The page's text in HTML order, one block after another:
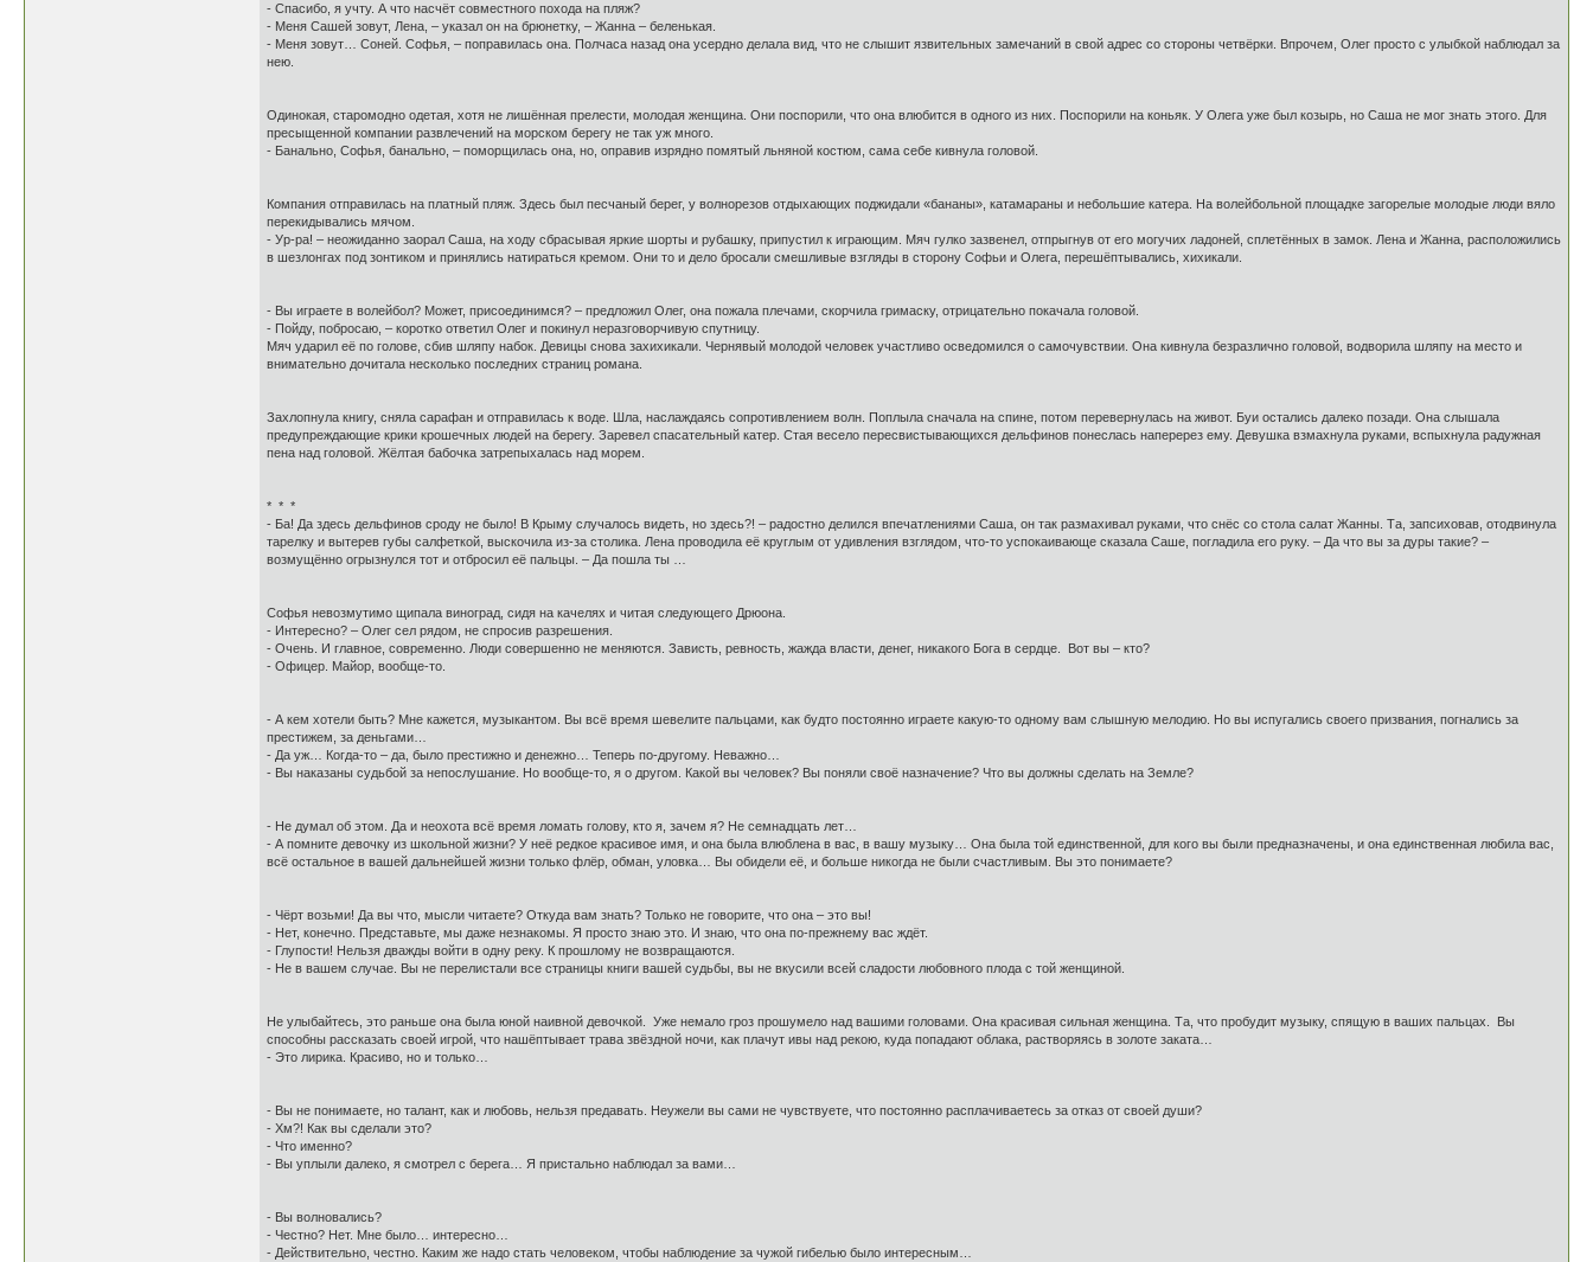
- Спасибо, я учту. А что насчёт совместного похода на пляж?
- Меня Сашей зовут, Лена, – указал он на брюнетку, – Жанна – беленькая.
- Меня зовут… Соней. Софья, – поправилась она. Полчаса назад она усердно делала вид, что не слышит язвительных замечаний в свой адрес со стороны четвёрки. Впрочем, Олег просто с улыбкой наблюдал за
нею.
Одинокая, старомодно одетая, хотя не лишённая прелести, молодая женщина. Они поспорили, что она влюбится в одного из них. Поспорили на коньяк. У Олега уже был козырь, но Саша не мог знать этого. Для
пресыщенной компании развлечений на морском берегу не так уж много.
- Банально, Софья, банально, – поморщилась она, но, оправив изрядно помятый льняной костюм, сама себе кивнула головой.
Компания отправилась на платный пляж. Здесь был песчаный берег, у волнорезов отдыхающих поджидали «бананы», катамараны и небольшие катера. На волейбольной площадке загорелые молодые люди вяло
перекидывались мячом.
- Ур-ра! – неожиданно заорал Саша, на ходу сбрасывая яркие шорты и рубашку, припустил к играющим. Мяч гулко зазвенел, отпрыгнув от его могучих ладоней, сплетённых в замок. Лена и Жанна, расположились
в шезлонгах под зонтиком и принялись натираться кремом. Они то и дело бросали смешливые взгляды в сторону Софьи и Олега, перешёптывались, хихикали.
- Вы играете в волейбол? Может, присоединимся? – предложил Олег, она пожала плечами, скорчила гримаску, отрицательно покачала головой.
- Пойду, побросаю, – коротко ответил Олег и покинул неразговорчивую спутницу.
Мяч ударил её по голове, сбив шляпу набок. Девицы снова захихикали. Чернявый молодой человек участливо осведомился о самочувствии. Она кивнула безразлично головой, водворила шляпу на место и
внимательно дочитала несколько последних страниц романа.
Захлопнула книгу, сняла сарафан и отправилась к воде. Шла, наслаждаясь сопротивлением волн. Поплыла сначала на спине, потом перевернулась на живот. Буи остались далеко позади. Она слышала
предупреждающие крики крошечных людей на берегу. Заревел спасательный катер. Стая весело пересвистывающихся дельфинов понеслась наперерез ему. Девушка взмахнула руками, вспыхнула радужная
пена над головой. Жёлтая бабочка затрепыхалась над морем.
* * *
- Ба! Да здесь дельфинов сроду не было! В Крыму случалось видеть, но здесь?! – радостно делился впечатлениями Саша, он так размахивал руками, что снёс со стола салат Жанны. Та, запсиховав, отодвинула
тарелку и вытерев губы салфеткой, выскочила из-за столика. Лена проводила её круглым от удивления взглядом, что-то успокаивающе сказала Саше, погладила его руку. – Да что вы за дуры такие? –
возмущённо огрызнулся тот и отбросил её пальцы. – Да пошла ты …
Софья невозмутимо щипала виноград, сидя на качелях и читая следующего Дрюона.
- Интересно? – Олег сел рядом, не спросив разрешения.
- Очень. И главное, современно. Люди совершенно не меняются. Зависть, ревность, жажда власти, денег, никакого Бога в сердце. Вот вы – кто?
- Офицер. Майор, вообще-то.
- А кем хотели быть? Мне кажется, музыкантом. Вы всё время шевелите пальцами, как будто постоянно играете какую-то одному вам слышную мелодию. Но вы испугались своего призвания, погнались за
престижем, за деньгами…
- Да уж… Когда-то – да, было престижно и денежно… Теперь по-другому. Неважно…
- Вы наказаны судьбой за непослушание. Но вообще-то, я о другом. Какой вы человек? Вы поняли своё назначение? Что вы должны сделать на Земле?
- Не думал об этом. Да и неохота всё время ломать голову, кто я, зачем я? Не семнадцать лет…
- А помните девочку из школьной жизни? У неё редкое красивое имя, и она была влюблена в вас, в вашу музыку… Она была той единственной, для кого вы были предназначены, и она единственная любила вас,
всё остальное в вашей дальнейшей жизни только флёр, обман, уловка… Вы обидели её, и больше никогда не были счастливым. Вы это понимаете?
- Чёрт возьми! Да вы что, мысли читаете? Откуда вам знать? Только не говорите, что она – это вы!
- Нет, конечно. Представьте, мы даже незнакомы. Я просто знаю это. И знаю, что она по-прежнему вас ждёт.
- Глупости! Нельзя дважды войти в одну реку. К прошлому не возвращаются.
- Не в вашем случае. Вы не перелистали все страницы книги вашей судьбы, вы не вкусили всей сладости любовного плода с той женщиной.
Не улыбайтесь, это раньше она была юной наивной девочкой. Уже немало гроз прошумело над вашими головами. Она красивая сильная женщина. Та, что пробудит музыку, спящую в ваших пальцах. Вы
способны рассказать своей игрой, что нашёптывает трава звёздной ночи, как плачут ивы над рекою, куда попадают облака, растворяясь в золоте заката…
- Это лирика. Красиво, но и только…
- Вы не понимаете, но талант, как и любовь, нельзя предавать. Неужели вы сами не чувствуете, что постоянно расплачиваетесь за отказ от своей души?
- Хм?! Как вы сделали это?
- Что именно?
- Вы уплыли далеко, я смотрел с берега… Я пристально наблюдал за вами…
- Вы волновались?
- Честно? Нет. Мне было… интересно…
- Действительно, честно. Каким же надо стать человеком, чтобы наблюдение за чужой гибелью было интересным…